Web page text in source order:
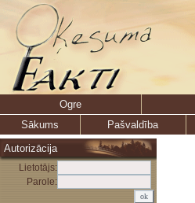
Ogre
Sākums
Pašvaldība
Autorizācija
Lietotājs:
Parole: